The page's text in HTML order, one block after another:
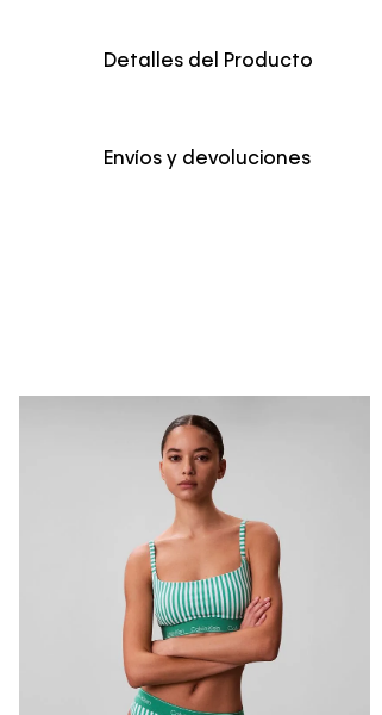
Detalles del Producto
Color Multicolor
Envíos y devoluciones